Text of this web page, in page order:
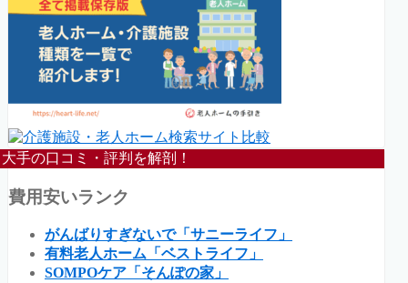
大手の口コミ・評判を解剖！
費用安いランク
がんばりすぎないで「サニーライフ」
有料老人ホーム「ベストライフ」
SOMPOケア「そんぽの家」